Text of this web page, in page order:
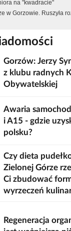
na "kwadracie"
w Gorzowie. Ruszyła
Gorzów: Jerzy
z klubu radnych
Obywatelskiej
Awaria
i A15 - gdzie
polsku?
Czy dieta
Zielonej Górze
Ci zbudować
wyrzeczeń
Regeneracja